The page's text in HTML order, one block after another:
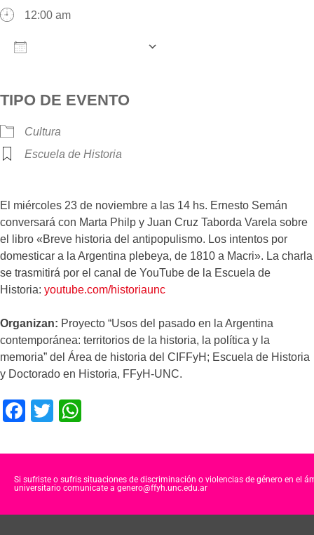
12:00 am
TIPO DE EVENTO
Cultura
Escuela de Historia
El miércoles 23 de noviembre a las 14 hs. Ernesto Semán
conversará con Marta Philp y Juan Cruz Taborda Varela sobre
el libro «Breve historia del antipopulismo. Los intentos por
domesticar a la Argentina plebeya, de 1810 a Macri». La charla
se trasmitirá por el canal de YouTube de la Escuela de
Historia: youtube.com/historiaunc
Organizan: Proyecto “Usos del pasado en la Argentina
contemporánea: territorios de la historia, la política y la
memoria” del Área de historia del CIFFyH; Escuela de Historia
y Doctorado en Historia, FFyH-UNC.
F
c
e
o
T
tt
er
at
s
p
Si sufriste o sufris situaciones de discriminación o violencias de género en el
universitario comunicate a genero@ffyh.unc.edu.ar